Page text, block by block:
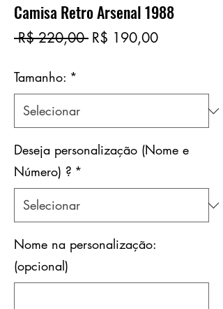
Camisa Retro Arsenal 1988
R$ 220,00 Preço
R$ 190,00Preço
Tamanho: *
Deseja personalização (Nome e
Número) ? *
Nome na personalização:
(opcional)